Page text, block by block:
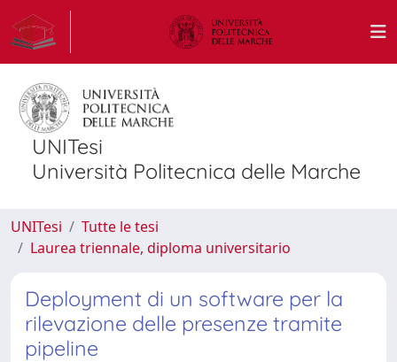
UNITesi
Università Politecnica delle Marche
UNITesi
Tutte le tesi
Laurea triennale, diploma universitario
Deployment di un software per la
rilevazione delle presenze tramite
pipeline